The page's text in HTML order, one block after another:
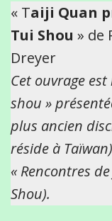
« Taiji Quan
Tui Shou » de
Dreyer
Cet ouvrage
shou »
plus ancien
réside à
« Rencontres
Shou).